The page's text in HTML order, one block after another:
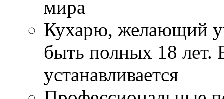
мира
Кухарю, желающий
быть полных 18 лет.
устанавливается